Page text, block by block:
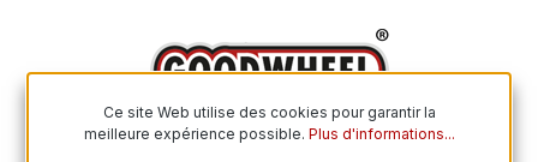
Ce site Web utilise des cookies pour garantir la
meilleure expérience possible. Plus d'informations...